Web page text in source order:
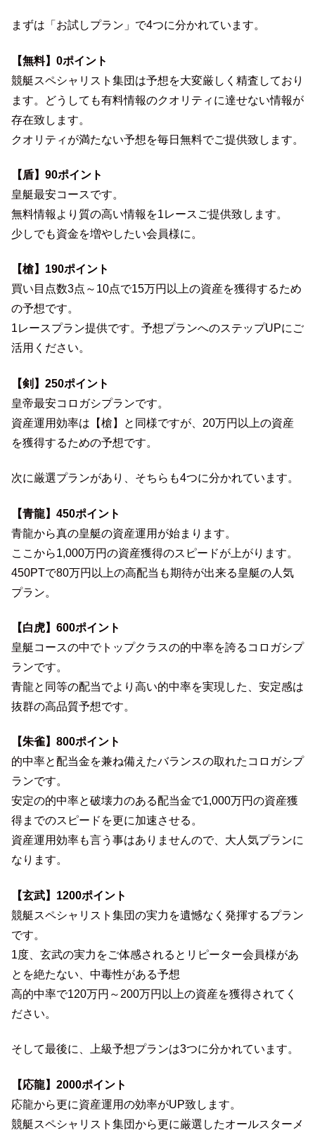
まずは「お試しプラン」で4つに分かれています。
【無料】0ポイント
競艇スペシャリスト集団は予想を大変厳しく精査しており
ます。どうしても有料情報のクオリティに達せない情報が
存在致します。
クオリティが満たない予想を毎日無料でご提供致します。
【盾】90ポイント
皇艇最安コースです。
無料情報より質の高い情報を1レースご提供致します。
少しでも資金を増やしたい会員様に。
【槍】190ポイント
買い目点数3点～10点で15万円以上の資産を獲得するため
の予想です。
1レースプラン提供です。予想プランへのステップUPにご
活用ください。
【剣】250ポイント
皇帝最安コロガシプランです。
資産運用効率は【槍】と同様ですが、20万円以上の資産
を獲得するための予想です。
次に厳選プランがあり、そちらも4つに分かれています。
【青龍】450ポイント
青龍から真の皇艇の資産運用が始まります。
ここから1,000万円の資産獲得のスピードが上がります。
450PTで80万円以上の高配当も期待が出来る皇艇の人気
プラン。
【白虎】600ポイント
皇艇コースの中でトップクラスの的中率を誇るコロガシプ
ランです。
青龍と同等の配当でより高い的中率を実現した、安定感は
抜群の高品質予想です。
【朱雀】800ポイント
的中率と配当金を兼ね備えたバランスの取れたコロガシプ
ランです。
安定の的中率と破壊力のある配当金で1,000万円の資産獲
得までのスピードを更に加速させる。
資産運用効率も言う事はありませんので、大人気プランに
なります。
【玄武】1200ポイント
競艇スペシャリスト集団の実力を遺憾なく発揮するプラン
です。
1度、玄武の実力をご体感されるとリピーター会員様があ
とを絶たない、中毒性がある予想
高的中率で120万円～200万円以上の資産を獲得されてく
ださい。
そして最後に、上級予想プランは3つに分かれています。
【応龍】2000ポイント
応龍から更に資産運用の効率がUP致します。
競艇スペシャリスト集団から更に厳選したオールスターメ